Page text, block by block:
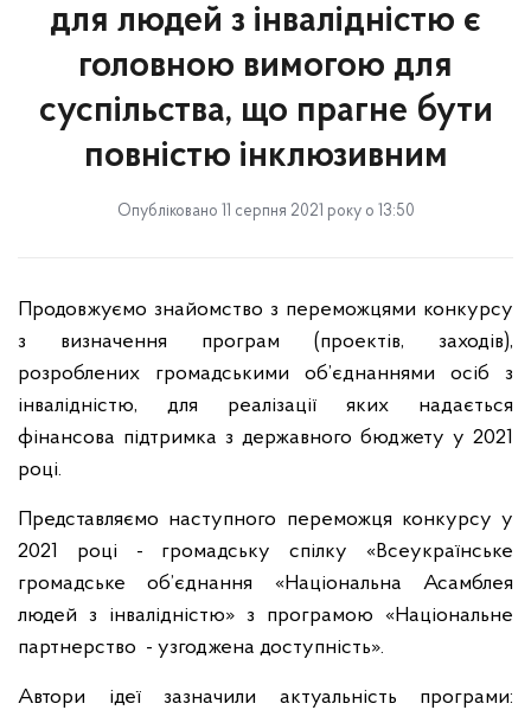
для людей з інвалідністю є
головною вимогою для
суспільства, що прагне бути
повністю інклюзивним
Опубліковано 11 серпня 2021 року о 13:50
Продовжуємо знайомство з переможцями конкурсу
з визначення програм (проектів, заходів),
розроблених громадськими об’єднаннями осіб з
інвалідністю, для реалізації яких надається
фінансова підтримка з державного бюджету у 2021
році.
Представляємо наступного переможця конкурсу у
2021 році - громадську спілку «Всеукраїнське
громадське об’єднання «Національна Асамблея
людей з інвалідністю» з програмою «Національне
партнерство - узгоджена доступність».
Автори ідеї зазначили актуальність програми: